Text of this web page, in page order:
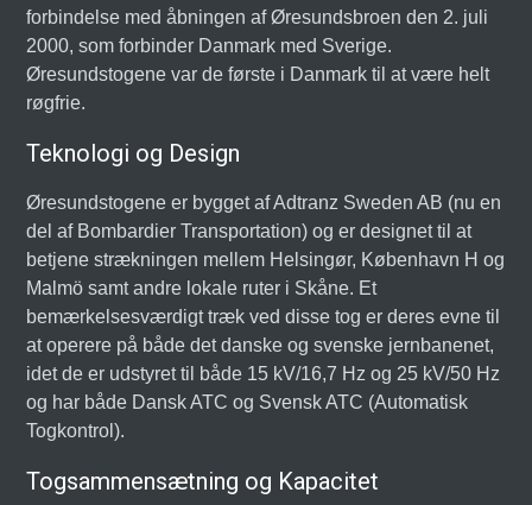
forbindelse med åbningen af Øresundsbroen den 2. juli
2000, som forbinder Danmark med Sverige.
Øresundstogene var de første i Danmark til at være helt
røgfrie.
Teknologi og Design
Øresundstogene er bygget af Adtranz Sweden AB (nu en
del af Bombardier Transportation) og er designet til at
betjene strækningen mellem Helsingør, København H og
Malmö samt andre lokale ruter i Skåne. Et
bemærkelsesværdigt træk ved disse tog er deres evne til
at operere på både det danske og svenske jernbanenet,
idet de er udstyret til både 15 kV/16,7 Hz og 25 kV/50 Hz
og har både Dansk ATC og Svensk ATC (Automatisk
Togkontrol).
Togsammensætning og Kapacitet